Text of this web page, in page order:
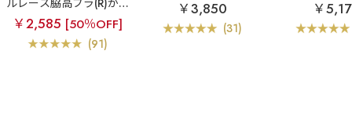
らに進化！柔らかなつけ
心地の美谷間ブラ
リフ
ト カシュクールレース脇
高ブラ(R) ブラジャー&シ
￥2,585 [50％OFF]
(91)
地の美谷間ブラ
カシュクールレース脇高
ブラ(R) 単品ブラジャー
￥3,850
(31)
心地の美谷間
ト カシュクー
高ブラ(R) ブ
￥